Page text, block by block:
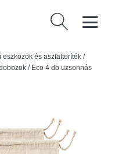
Keresés:
eszközök és asztalteríték /
/ Eco 4 db uzsonnás